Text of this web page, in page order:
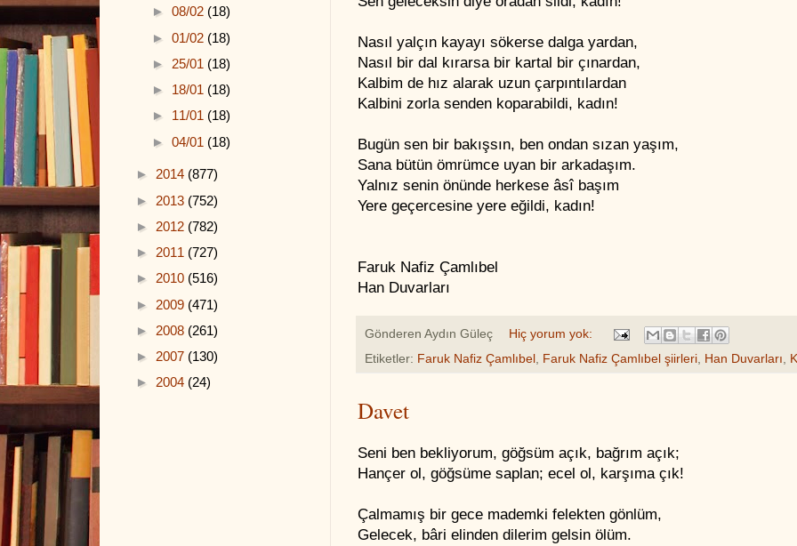
Nasıl yalçın kayayı sökerse dalga yardan,
Nasıl bir dal kırarsa bir kartal bir çınardan,
Kalbim de hız alarak uzun çarpıntılardan
Kalbini zorla senden koparabildi, kadın!
Bugün sen bir bakışsın, ben ondan sızan yaşım,
Sana bütün ömrümce uyan bir arkadaşım.
Yalnız senin önünde herkese âsî başım
Yere geçercesine yere eğildi, kadın!
Faruk Nafiz Çamlıbel
Han Duvarları
Gönderen Aydın Güleç
Hiç yorum yok:
Etiketler: Faruk Nafiz Çamlıbel , Faruk Nafiz Çamlıbel şiirleri, Han Duvarları,
Davet
Seni ben bekliyorum, göğsüm açık, bağrım açık;
Hançer ol, göğsüme saplan; ecel ol, karşıma çık!
Çalmamış bir gece mademki felekten gönlüm,
Gelecek, bâri elinden dilerim gelsin ölüm.
► 08/02 (18)
► 01/02 (18)
► 25/01 (18)
► 18/01 (18)
► 11/01 (18)
► 04/01 (18)
► 2014 (877)
► 2013 (752)
► 2012 (782)
► 2011 (727)
► 2010 (516)
► 2009 (471)
► 2008 (261)
► 2007 (130)
► 2004 (24)